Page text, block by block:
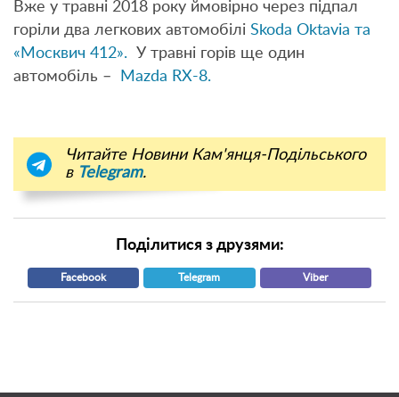
Вже у травні 2018 року ймовірно через підпал
горіли два легкових автомобілі Skoda Oktavia та
«Москвич 412». У травні горів ще один
автомобіль –
Mazda RX-8.
Читайте Новини Кам'янця-Подільського
в Telegram.
Поділитися з друзями:
Facebook Telegram Viber